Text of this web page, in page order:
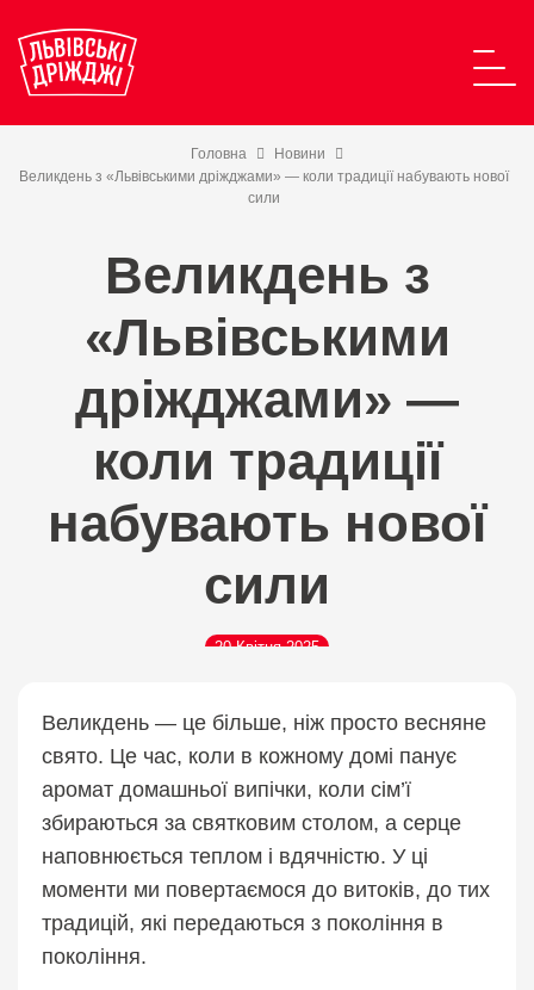
Головна
Новини
Великдень з «Львівськими дріжджами» — коли традиції набувають нової
сили
Великдень з
«Львівськими
дріжджами» —
коли традиції
набувають нової
сили
20 Квітня 2025
Великдень — це більше, ніж просто весняне
свято. Це час, коли в кожному домі панує
аромат домашньої випічки, коли сім’ї
збираються за святковим столом, а серце
наповнюється теплом і вдячністю. У ці
моменти ми повертаємося до витоків, до тих
традицій, які передаються з покоління в
покоління.